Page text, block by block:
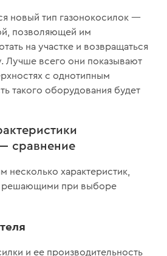
новый тип газонокосилок —
позволяющей им
на участке и возвращаться
Лучше всего они показывают
с однотипным
такого оборудования будет
сравнение
характеристик,
решающими при выборе
и ее производительность